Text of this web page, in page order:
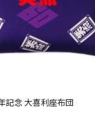
記念 大喜利座布団